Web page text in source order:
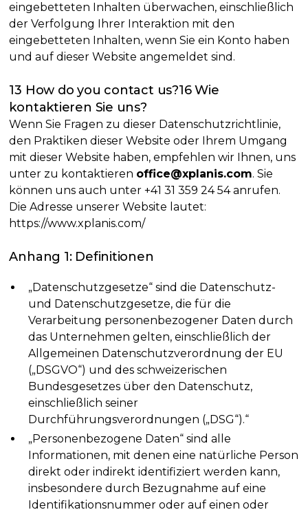
eingebetteten Inhalten überwachen, einschließlich
der Verfolgung Ihrer Interaktion mit den
eingebetteten Inhalten, wenn Sie ein Konto haben
und auf dieser Website angemeldet sind.
13 How do you contact us?16 Wie
kontaktieren Sie uns?
Wenn Sie Fragen zu dieser Datenschutzrichtlinie,
den Praktiken dieser Website oder Ihrem Umgang
mit dieser Website haben, empfehlen wir Ihnen, uns
unter zu kontaktieren office@xplanis.com. Sie
können uns auch unter +41 31 359 24 54 anrufen.
Die Adresse unserer Website lautet:
https://www.xplanis.com/
Anhang 1: Definitionen
„Datenschutzgesetze“ sind die Datenschutz-
und Datenschutzgesetze, die für die
Verarbeitung personenbezogener Daten durch
das Unternehmen gelten, einschließlich der
Allgemeinen Datenschutzverordnung der EU
(„DSGVO“) und des schweizerischen
Bundesgesetzes über den Datenschutz,
einschließlich seiner
Durchführungsverordnungen („DSG“).“
„Personenbezogene Daten“ sind alle
Informationen, mit denen eine natürliche Person
direkt oder indirekt identifiziert werden kann,
insbesondere durch Bezugnahme auf eine
Identifikationsnummer oder auf einen oder